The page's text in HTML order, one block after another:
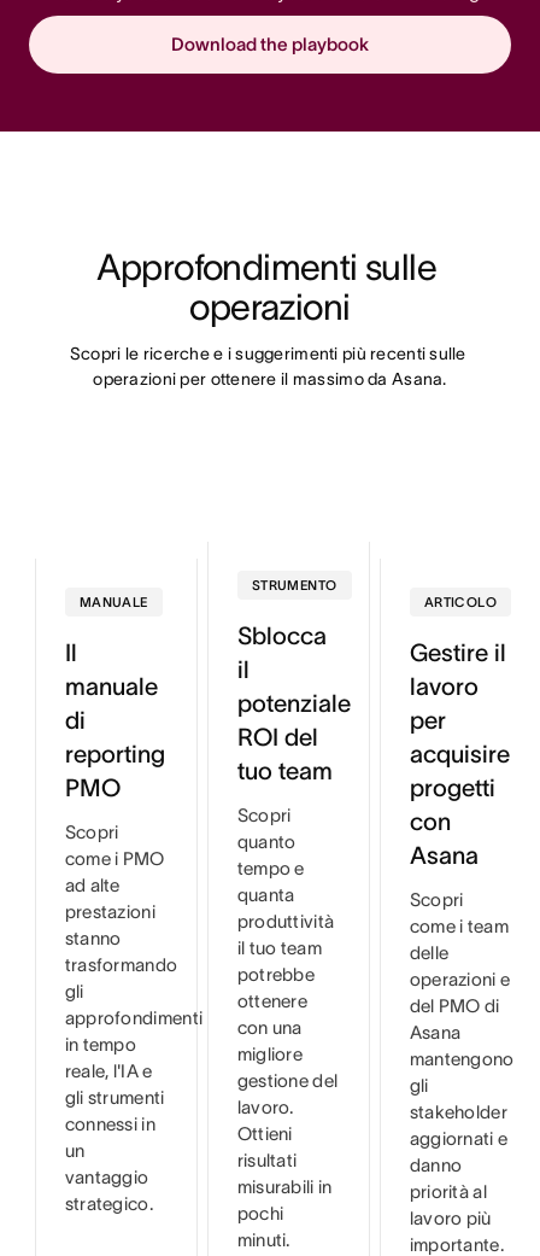
Download the playbook
Approfondimenti sulle
operazioni
Scopri le ricerche e i suggerimenti più recenti sulle
operazioni per ottenere il massimo da Asana.
MANUALE
Il
manuale
di
reporting
PMO
Scopri
come i PMO
ad alte
prestazioni
stanno
trasformando
gli
approfondimenti
in tempo
reale, l'IA e
gli strumenti
connessi in
un
vantaggio
strategico.
STRUMENTO
Sblocca
il
potenziale
ROI del
tuo team
Scopri
quanto
tempo e
quanta
produttività
il tuo team
potrebbe
ottenere
con una
migliore
gestione del
lavoro.
Ottieni
risultati
misurabili in
pochi
minuti.
ARTICOLO
Gestire il
lavoro
per
acquisire
progetti
con
Asana
Scopri
come i team
delle
operazioni e
del PMO di
Asana
mantengono
gli
stakeholder
aggiornati e
danno
priorità al
lavoro più
importante.